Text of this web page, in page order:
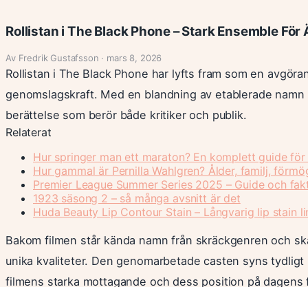
Rollistan i The Black Phone – Stark Ensemble
Av Fredrik Gustafsson · mars 8, 2026
Rollistan i The Black Phone har lyfts fram som en
genomslagskraft. Med en blandning av etablerade
berättelse som berör både kritiker och publik.
Relaterat
Hur springer man ett maraton? En komplett guide
Hur gammal är Pernilla Wahlgren? Ålder, familj,
Premier League Summer Series 2025 – Guide och
1923 säsong 2 – så många avsnitt är det
Huda Beauty Lip Contour Stain – Långvarig lip stain
Bakom filmen står kända namn från skräckgenren och
unika kvaliteter. Den genomarbetade casten syns
filmens starka mottagande och dess position på